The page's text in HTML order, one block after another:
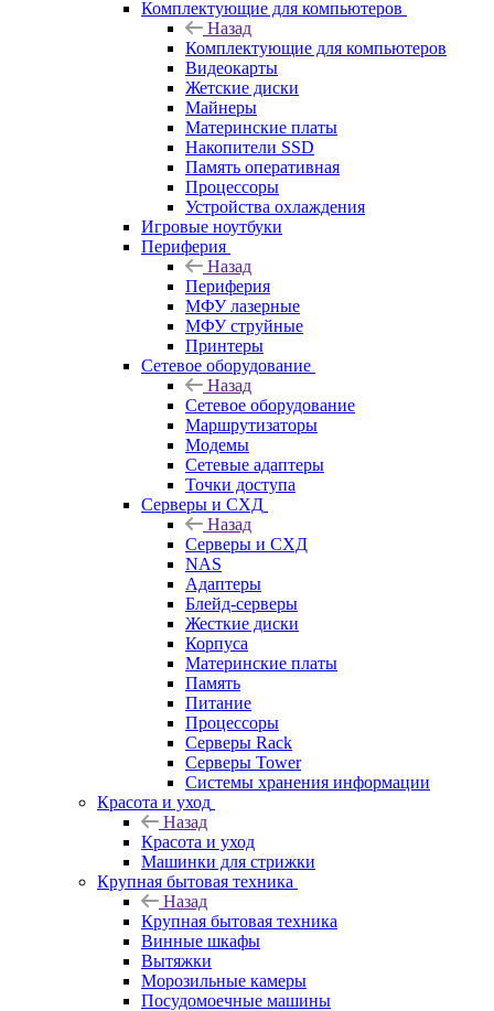
Комплектующие для компьютеров
Назад
Комплектующие для компьютеров
Видеокарты
Жетские диски
Майнеры
Материнские платы
Накопители SSD
Память оперативная
Процессоры
Устройства охлаждения
Игровые ноутбуки
Периферия
Назад
Периферия
МФУ лазерные
МФУ струйные
Принтеры
Сетевое оборудование
Назад
Сетевое оборудование
Маршрутизаторы
Модемы
Сетевые адаптеры
Точки доступа
Серверы и СХД
Назад
Серверы и СХД
NAS
Адаптеры
Блейд-серверы
Жесткие диски
Корпуса
Материнские платы
Память
Питание
Процессоры
Серверы Rack
Серверы Tower
Системы хранения информации
Красота и уход
Назад
Красота и уход
Машинки для стрижки
Крупная бытовая техника
Назад
Крупная бытовая техника
Винные шкафы
Вытяжки
Морозильные камеры
Посудомоечные машины